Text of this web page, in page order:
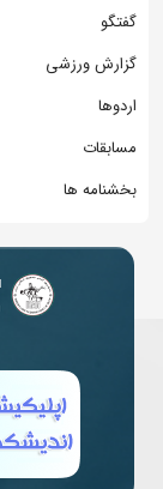
گفتگو
گزارش ورزشی
اردوها
مسابقات
بخشنامه ها